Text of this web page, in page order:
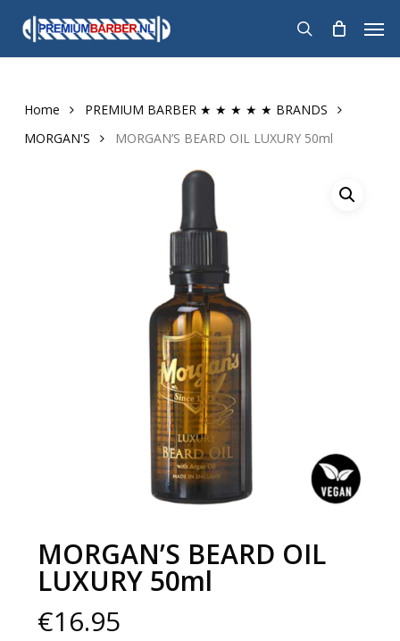
main
search
Home
PREMIUM BARBER ★ ★ ★ ★ ★ BRANDS
MORGAN'S
MORGAN’S BEARD OIL LUXURY 50ml
MORGAN’S BEARD OIL
LUXURY 50ml
€16.95